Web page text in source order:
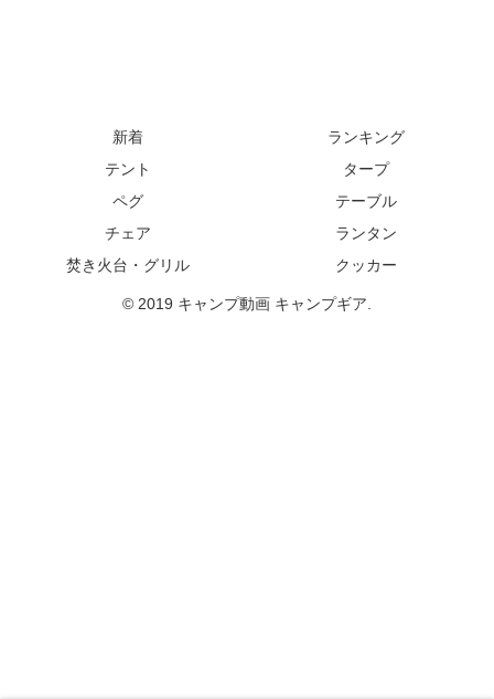
新着
ランキング
テント
タープ
ペグ
テーブル
チェア
ランタン
焚き火台・グリル
クッカー
© 2019 キャンプ動画 キャンプギア.